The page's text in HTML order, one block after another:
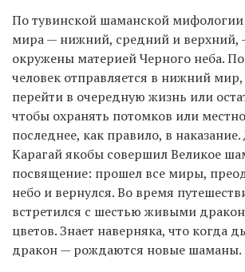
По тувинской шаманской мифологии
мира — нижний, средний и верхний,
окружены материей Черного неба.
человек отправляется в нижний
перейти в очередную жизнь или
чтобы охранять потомков или
последнее, как правило, в
Карагай якобы совершил Великое
посвящение: прошел все миры,
небо и вернулся. Во время
встретился с шестью живыми
цветов. Знает наверняка, что когда
дракон — рождаются новые шаманы.